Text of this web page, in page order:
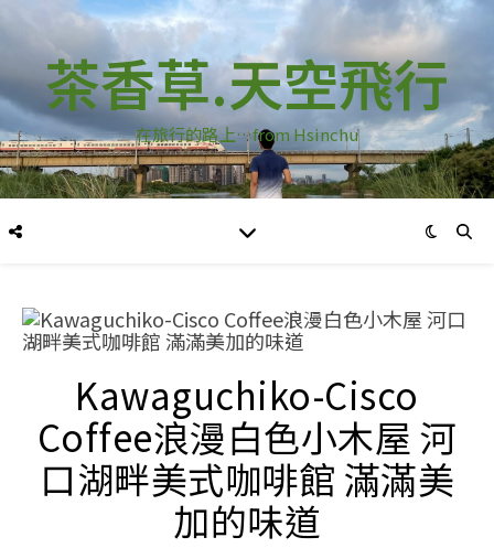
茶香草.天空飛行
在旅行的路上…from Hsinchu
Kawaguchiko-Cisco
Coffee浪漫白色小木屋 河
口湖畔美式咖啡館 滿滿美
加的味道